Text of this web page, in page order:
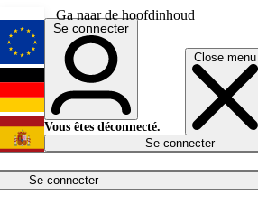
Ga naar de hoofdinhoud
Close menu
Se connecter
Économie
English
Deutsch
Español
Se connecter
Vous êtes déconnecté.
Se connecter